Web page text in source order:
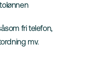
fri telefon,
mv.